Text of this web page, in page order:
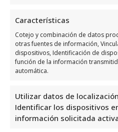
Características
Cotejo y combinación de datos
otras fuentes de información,
dispositivos, Identificación de
función de la información
automática.
Utilizar datos de
Identificar los dispositivos
información solicitada
Viernes
Sábado
Domingo
adicional
Halloscooter, ubicado en